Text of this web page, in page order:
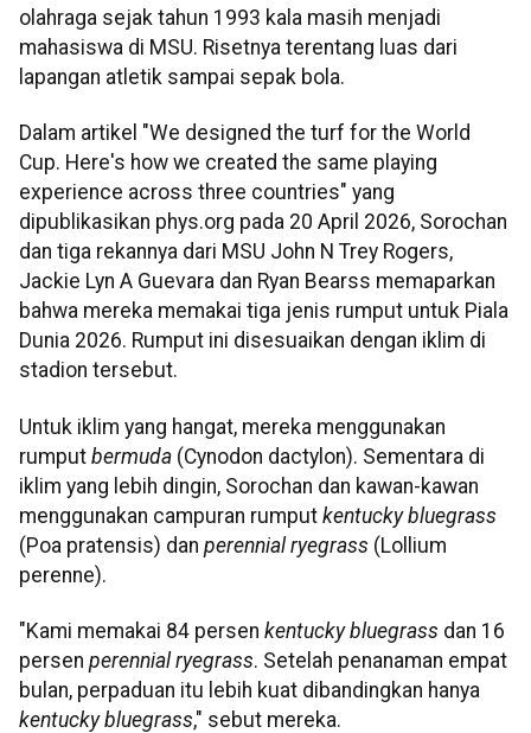
olahraga sejak tahun 1993 kala masih menjadi
mahasiswa di MSU. Risetnya terentang luas dari
lapangan atletik sampai sepak bola.
Dalam artikel "We designed the turf for the World
Cup. Here's how we created the same playing
experience across three countries" yang
dipublikasikan phys.org pada 20 April 2026, Sorochan
dan tiga rekannya dari MSU John N Trey Rogers,
Jackie Lyn A Guevara dan Ryan Bearss memaparkan
bahwa mereka memakai tiga jenis rumput untuk Piala
Dunia 2026. Rumput ini disesuaikan dengan iklim di
stadion tersebut.
Untuk iklim yang hangat, mereka menggunakan
rumput bermuda (Cynodon dactylon). Sementara di
iklim yang lebih dingin, Sorochan dan kawan-kawan
menggunakan campuran rumput kentucky bluegrass
(Poa pratensis) dan perennial ryegrass (Lollium
perenne).
"Kami memakai 84 persen kentucky bluegrass dan 16
persen perennial ryegrass. Setelah penanaman empat
bulan, perpaduan itu lebih kuat dibandingkan hanya
kentucky bluegrass," sebut mereka.